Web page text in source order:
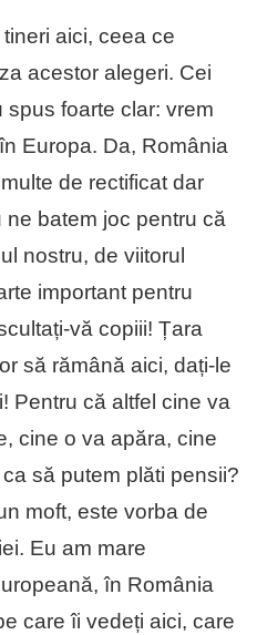
aici, ceea ce
acestor alegeri. Cei
foarte clar: vrem
Europa. Da, România
de rectificat dar
batem joc pentru că
nostru, de viitorul
important pentru
vă copiii! Țara
să rămână aici, dați-le
Pentru că altfel cine va
cine o va apăra, cine
să putem plăti pensii?
moft, este vorba de
Eu am mare
în România
care îi vedeți aici, care